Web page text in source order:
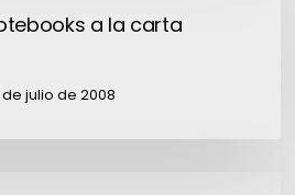
a la carta
julio de 2008